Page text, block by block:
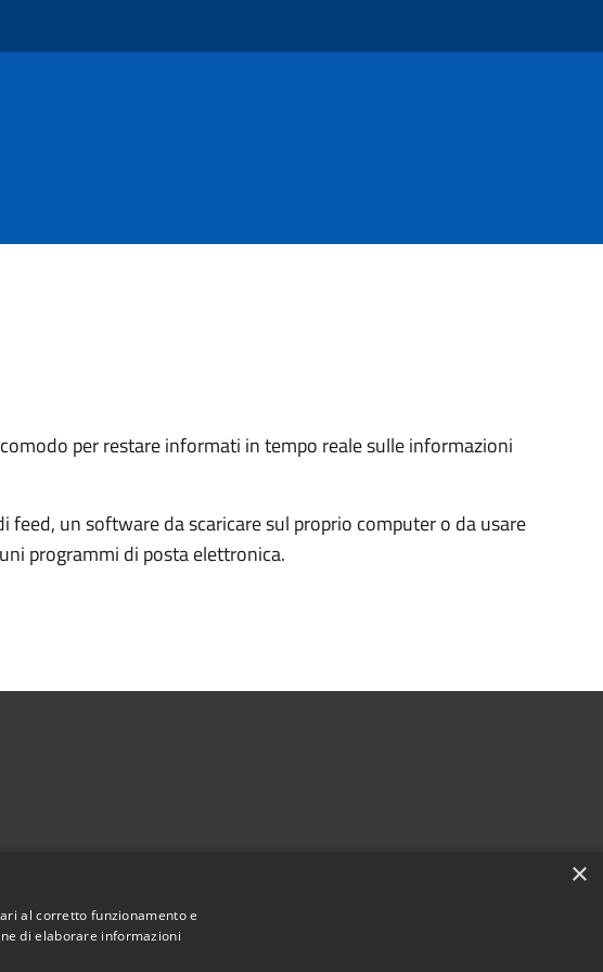
per restare informati in tempo reale sulle informazioni
un software da scaricare sul proprio computer o da usare
programmi di posta elettronica.
×
al corretto funzionamento e
di elaborare informazioni